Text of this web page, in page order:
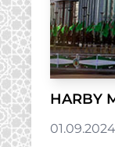
HARBY
01.09.2024